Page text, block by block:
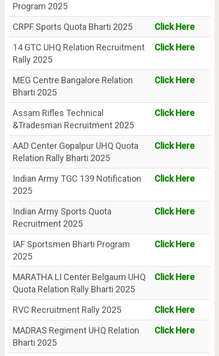
Program 2025
CRPF Sports Quota Bharti 2025
Click Here
14 GTC UHQ Relation Recruitment
Rally 2025
Click Here
MEG Centre Bangalore Relation
Bharti 2025
Click Here
Assam Rifles Technical
&Tradesman Recruitment 2025
Click Here
AAD Center Gopalpur UHQ Quota
Relation Rally Bharti 2025
Click Here
Indian Army TGC 139 Notification
2025
Click Here
Indian Army Sports Quota
Recruitment 2025
Click Here
IAF Sportsmen Bharti Program
2025
Click Here
MARATHA LI Center Belgaum UHQ
Quota Relation Rally Bharti 2025
Click Here
RVC Recruitment Rally 2025
Click Here
MADRAS Regiment UHQ Relation
Bharti 2025
Click Here